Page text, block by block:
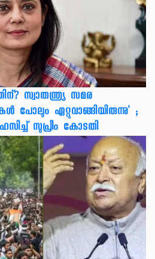
സ്വാതന്ത്ര്യ സമര
പോലും ഏറ്റുവാങ്ങിയിരുന്നു' ;
സുപ്രീം കോടതി